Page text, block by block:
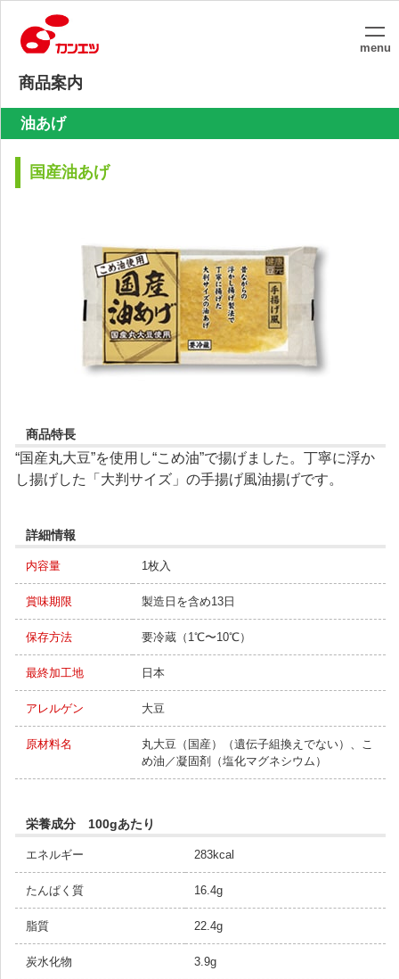
menu
商品案内
油あげ
国産油あげ
商品特長
“国産丸大豆”を使用し“こめ油”で揚げました。丁寧に浮か
し揚げした「大判サイズ」の手揚げ風油揚げです。
詳細情報
内容量 1枚入
賞味期限 製造日を含め13日
保存方法 要冷蔵（1℃〜10℃）
最終加工地 日本
アレルゲン 大豆
原材料名
丸大豆（国産）（遺伝子組換えでない）、こ
め油／凝固剤（塩化マグネシウム）
栄養成分 100gあたり
エネルギー 283kcal
たんぱく質 16.4g
脂質 22.4g
炭水化物 3.9g